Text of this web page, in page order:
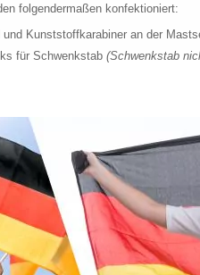
folgendermaßen konfektioniert:
Kunststoffkarabiner an der
für Schwenkstab (Schwenkstab